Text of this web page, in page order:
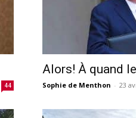
44
Alors! À quand
Sophie de Menthon - 23